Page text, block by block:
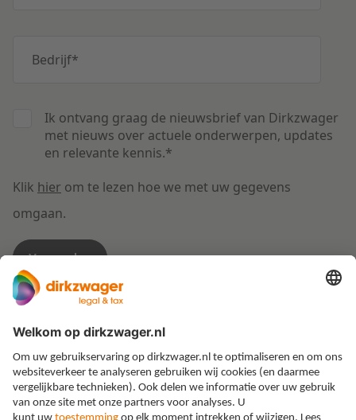
Bedrijf*
Ik ontvang graag de nieuwsbrief van Dirkzwager
met nieuws over actuele onderwerpen, updates
en relevante kennis.*
Klik hier om te lezen hoe we met uw gegevens
omgaan.
Expertises
Thema’s